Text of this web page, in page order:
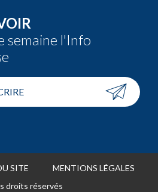
semaine l'Info
SITE MENTIONS LÉGALES
droits réservés